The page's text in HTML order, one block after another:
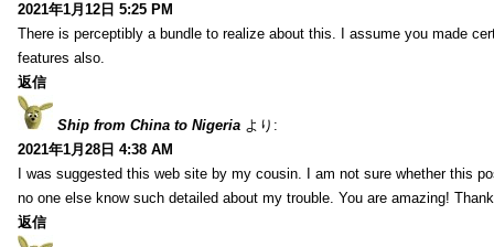
2021年1月12日 5:25 PM
There is perceptibly a bundle to realize about this. I assume you made
features also.
返信
Ship from China to Nigeria より:
2021年1月28日 4:38 AM
I was suggested this web site by my cousin. I am not sure whether this
no one else know such detailed about my trouble. You are amazing!
返信